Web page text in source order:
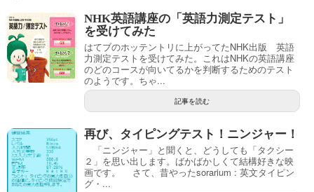
NHK英語講座の「英語力測定テスト」
を受けてみた
はてブのホッテントリに上がってたNHK出版 英語
力測定テストを受けてみた。これはNHKの英語講座
のどのコースが向いてるかを判断するためのテスト
のようです。ちゃ...
記事を読む
再び、タイピングテスト！ニンジャー！
「ニンジャー」と聞くと、どうしても「タクシー
２」を思い出します。ばかばかしくて結構好きな映
画です。 さて、昔やったsorarium : 英文タイピン
グ・...